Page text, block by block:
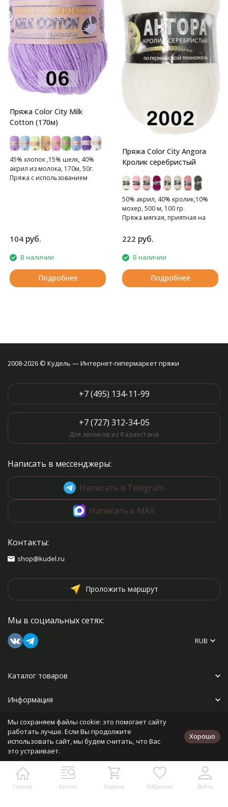
Пряжа Color City Milk
Cotton (170м)
45% хлопок ,15% шелк, 40%
акрил из молока, 170м, 50г.
Пряжа с использованием
104 руб.
В наличии
Подробнее
Пряжа Color City Angora
Кролик серебристый
50% акрил, 40% кролик,10%
мохер, 500 м, 100 гр.
Пряжа мягкая, приятная на
222 руб.
В наличии
Подробнее
Главная Каталог Корзина Избранное Войти
2008-2026 © Кудель — Интернет-гипермаркет пряжи
+7 (495) 134-11-99
+7 (727) 312-34-05
Для звонков из Казахстана
Написать в мессенджеры:
Написать в Telegram
Написать в MAX
Контакты:
shop@kudel.ru
Проложить маршрут
Мы в социальных сетях:
RUB
Каталог товаров
Информация
Прочее
Политика персональных данных
Разработано в
bodysite.ru
Мы сохраняем файлы cookie: это помогает сайту
работать лучше. Если Вы продолжите
использовать сайт, мы будем считать, что Вас
это устраивает.
Хорошо